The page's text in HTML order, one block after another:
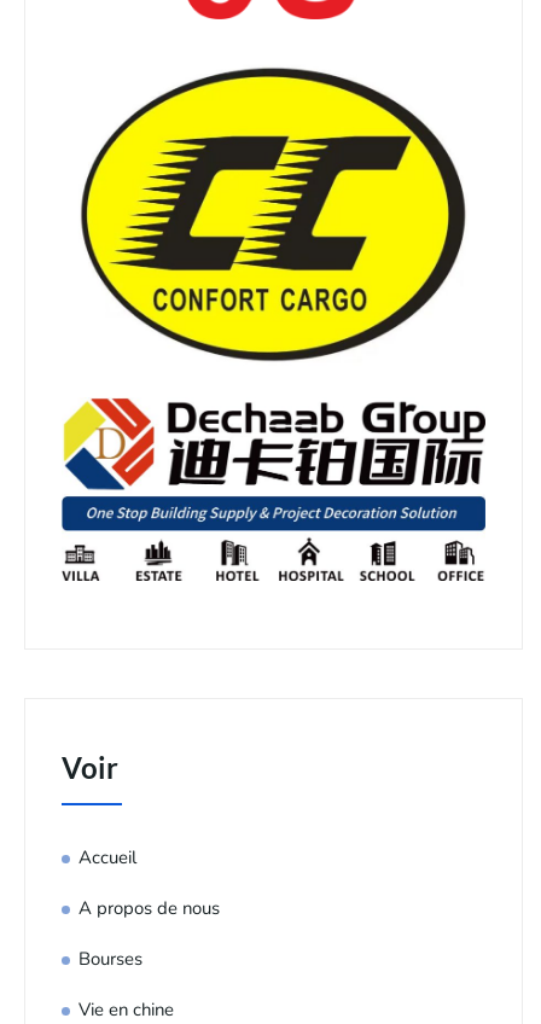
Voir
Accueil
A propos de nous
Bourses
Vie en chine